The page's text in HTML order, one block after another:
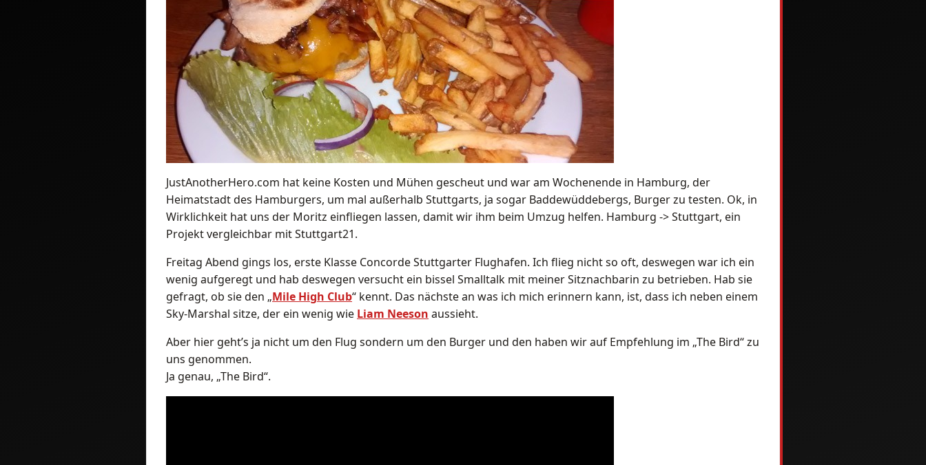
JustAnotherHero.com hat keine Kosten und Mühen gescheut und war am Wochenende in Hamburg, der
Heimatstadt des Hamburgers, um mal außerhalb Stuttgarts, ja sogar Baddewüddebergs, Burger zu testen. Ok, in
Wirklichkeit hat uns der Moritz einfliegen lassen, damit wir ihm beim Umzug helfen. Hamburg -> Stuttgart, ein
Projekt vergleichbar mit Stuttgart21.
Freitag Abend gings los, erste Klasse Concorde Stuttgarter Flughafen. Ich flieg nicht so oft, deswegen war ich ein
wenig aufgeregt und hab deswegen versucht ein bissel Smalltalk mit meiner Sitznachbarin zu betrieben. Hab sie
gefragt, ob sie den „Mile High Club“ kennt. Das nächste an was ich mich erinnern kann, ist, dass ich neben einem
Sky-Marshal sitze, der ein wenig wie Liam Neeson aussieht.
Aber hier geht’s ja nicht um den Flug sondern um den Burger und den haben wir auf Empfehlung im „The Bird“ zu
uns genommen.
Ja genau, „The Bird“.